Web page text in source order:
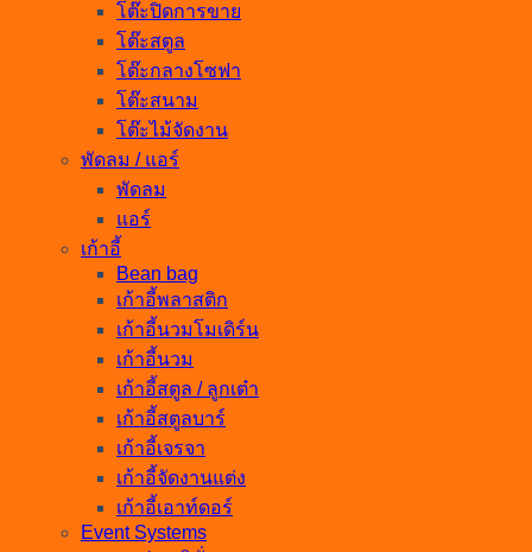
โต๊ะปิดการขาย
โต๊ะสตูล
โต๊ะกลางโซฟา
โต๊ะสนาม
โต๊ะไม้จัดงาน
พัดลม / แอร์
พัดลม
แอร์
เก้าอี้
Bean bag
เก้าอี้พลาสติก
เก้าอี้นวมโมเดิร์น
เก้าอี้นวม
เก้าอี้สตูล / ลูกเต๋า
เก้าอี้สตูลบาร์
เก้าอี้เจรจา
เก้าอี้จัดงานแต่ง
เก้าอี้เอาท์ดอร์
Event Systems